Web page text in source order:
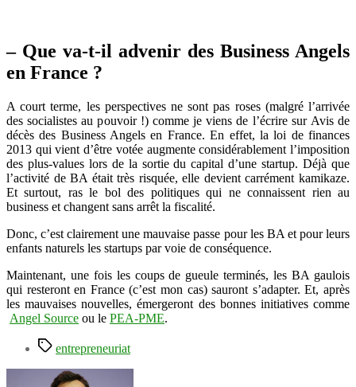
– Que va-t-il advenir des Business Angels
en France ?
A court terme, les perspectives ne sont pas roses (malgré l’arrivée
des socialistes au pouvoir !) comme je viens de l’écrire sur Avis de
décès des Business Angels en France. En effet, la loi de finances
2013 qui vient d’être votée augmente considérablement l’imposition
des plus-values lors de la sortie du capital d’une startup. Déjà que
l’activité de BA était très risquée, elle devient carrément kamikaze.
Et surtout, ras le bol des politiques qui ne connaissent rien au
business et changent sans arrêt la fiscalité.
Donc, c’est clairement une mauvaise passe pour les BA et pour leurs
enfants naturels les startups par voie de conséquence.
Maintenant, une fois les coups de gueule terminés, les BA gaulois
qui resteront en France (c’est mon cas) sauront s’adapter. Et, après
les mauvaises nouvelles, émergeront des bonnes initiatives comme
Angel Source ou le PEA-PME.
Étiquettes
entrepreneuriat